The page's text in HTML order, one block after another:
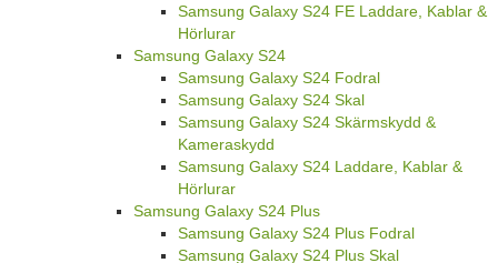
Samsung Galaxy S24 FE Laddare, Kablar &
Hörlurar
Samsung Galaxy S24
Samsung Galaxy S24 Fodral
Samsung Galaxy S24 Skal
Samsung Galaxy S24 Skärmskydd &
Kameraskydd
Samsung Galaxy S24 Laddare, Kablar &
Hörlurar
Samsung Galaxy S24 Plus
Samsung Galaxy S24 Plus Fodral
Samsung Galaxy S24 Plus Skal